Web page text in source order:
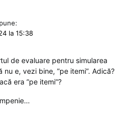
la 15:38
de evaluare pentru simularea
e, vezi bine, ”pe itemi”. Adică?
era ”pe itemi”?